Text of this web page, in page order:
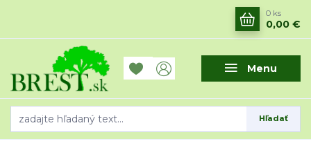
Menu
Hľadať
0 ks
0,00 €